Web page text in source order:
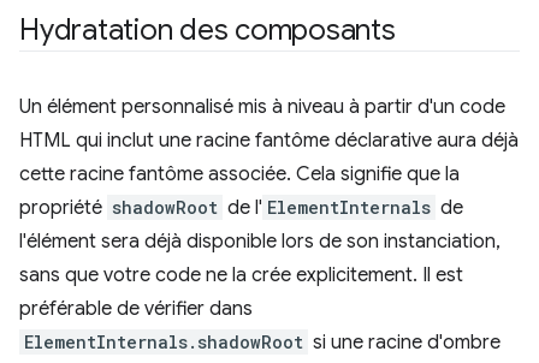
Hydratation des composants
Un élément personnalisé mis à niveau à partir d'un code
HTML qui inclut une racine fantôme déclarative aura déjà
cette racine fantôme associée. Cela signifie que la
propriété shadowRoot de l' ElementInternals de
l'élément sera déjà disponible lors de son instanciation,
sans que votre code ne la crée explicitement. Il est
préférable de vérifier dans
ElementInternals.shadowRoot si une racine d'ombre